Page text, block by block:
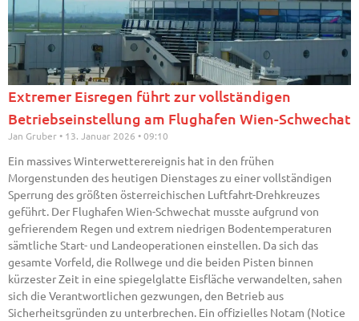
Extremer Eisregen führt zur vollständigen
Betriebseinstellung am Flughafen Wien-Schwechat
Jan Gruber 13. Januar 2026 09:10
Ein massives Winterwetterereignis hat in den frühen
Morgenstunden des heutigen Dienstages zu einer vollständigen
Sperrung des größten österreichischen Luftfahrt-Drehkreuzes
geführt. Der Flughafen Wien-Schwechat musste aufgrund von
gefrierendem Regen und extrem niedrigen Bodentemperaturen
sämtliche Start- und Landeoperationen einstellen. Da sich das
gesamte Vorfeld, die Rollwege und die beiden Pisten binnen
kürzester Zeit in eine spiegelglatte Eisfläche verwandelten, sahen
sich die Verantwortlichen gezwungen, den Betrieb aus
Sicherheitsgründen zu unterbrechen. Ein offizielles Notam (Notice